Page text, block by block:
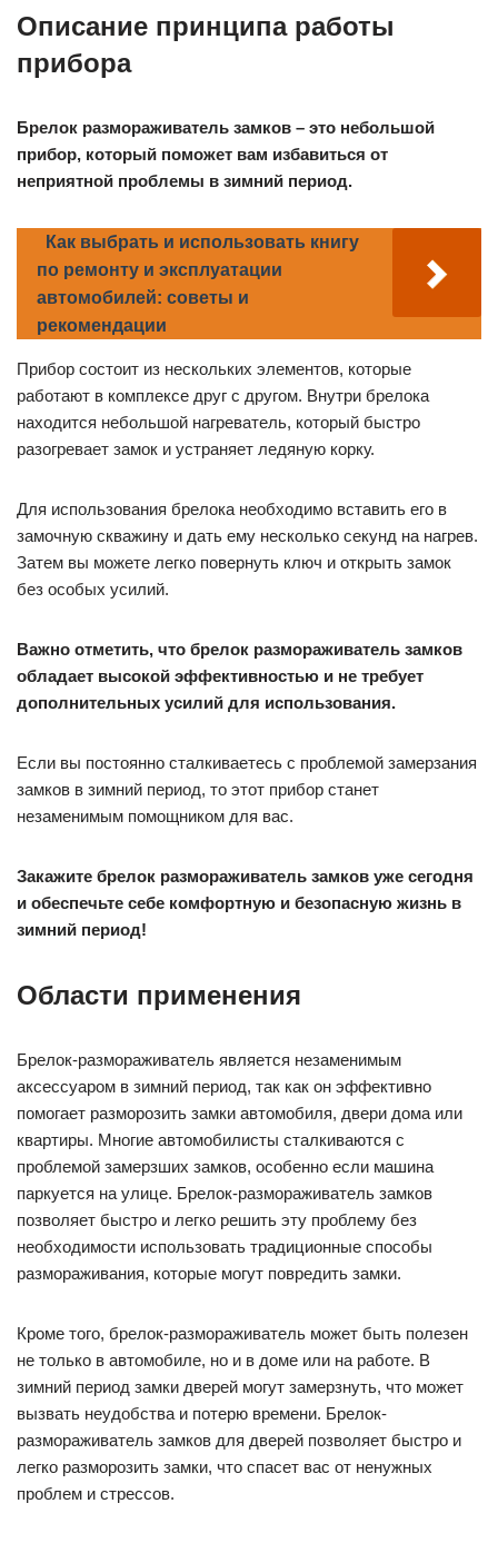
Описание принципа работы
прибора
Брелок размораживатель замков – это небольшой
прибор, который поможет вам избавиться от
неприятной проблемы в зимний период.
Как выбрать и использовать книгу
по ремонту и эксплуатации
автомобилей: советы и
рекомендации
Прибор состоит из нескольких элементов, которые
работают в комплексе друг с другом. Внутри брелока
находится небольшой нагреватель, который быстро
разогревает замок и устраняет ледяную корку.
Для использования брелока необходимо вставить его в
замочную скважину и дать ему несколько секунд на нагрев.
Затем вы можете легко повернуть ключ и открыть замок
без особых усилий.
Важно отметить, что брелок размораживатель замков
обладает высокой эффективностью и не требует
дополнительных усилий для использования.
Если вы постоянно сталкиваетесь с проблемой замерзания
замков в зимний период, то этот прибор станет
незаменимым помощником для вас.
Закажите брелок размораживатель замков уже сегодня
и обеспечьте себе комфортную и безопасную жизнь в
зимний период!
Области применения
Брелок-размораживатель является незаменимым
аксессуаром в зимний период, так как он эффективно
помогает разморозить замки автомобиля, двери дома или
квартиры. Многие автомобилисты сталкиваются с
проблемой замерзших замков, особенно если машина
паркуется на улице. Брелок-размораживатель замков
позволяет быстро и легко решить эту проблему без
необходимости использовать традиционные способы
размораживания, которые могут повредить замки.
Кроме того, брелок-размораживатель может быть полезен
не только в автомобиле, но и в доме или на работе. В
зимний период замки дверей могут замерзнуть, что может
вызвать неудобства и потерю времени. Брелок-
размораживатель замков для дверей позволяет быстро и
легко разморозить замки, что спасет вас от ненужных
проблем и стрессов.